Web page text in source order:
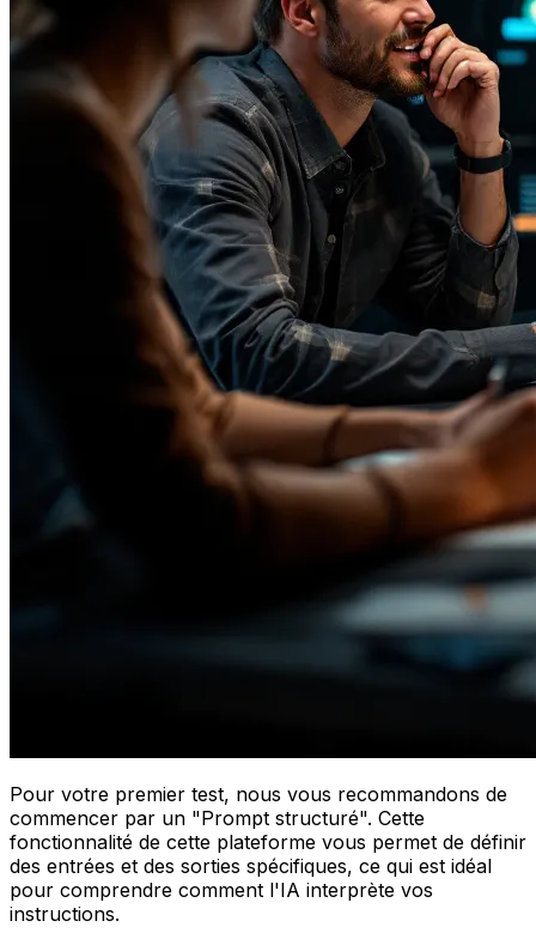
Pour votre premier test, nous vous recommandons de
commencer par un "Prompt structuré". Cette
fonctionnalité de cette plateforme vous permet de définir
des entrées et des sorties spécifiques, ce qui est idéal
pour comprendre comment l'IA interprète vos
instructions.